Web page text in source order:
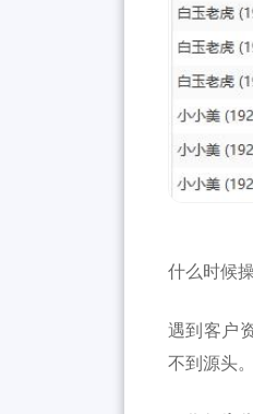
什么时候
遇到客户
不到源头。